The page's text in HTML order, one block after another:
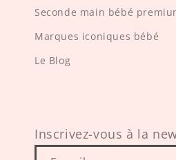
Seconde main bébé
Marques iconiques bébé
Le Blog
Inscrivez-vous à la